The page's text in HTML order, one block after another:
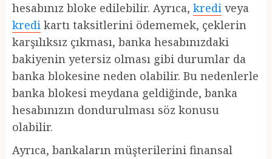
hesabınız bloke edilebilir. Ayrıca, kredi veya
kredi kartı taksitlerini ödememek, çeklerin
karşılıksız çıkması, banka hesabınızdaki
bakiyenin yetersiz olması gibi durumlar da
banka blokesine neden olabilir. Bu nedenlerle
banka blokesi meydana geldiğinde, banka
hesabınızın dondurulması söz konusu
olabilir.
Ayrıca, bankaların müşterilerini finansal